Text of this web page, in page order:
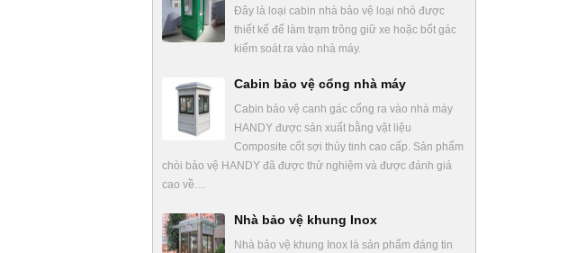
Đây là loại cabin nhà bảo vệ loại nhỏ được
thiết kế để làm trạm trông giữ xe hoặc bốt gác
kiểm soát ra vào nhà máy.
Cabin bảo vệ cổng nhà máy
Cabin bảo vệ canh gác cổng ra vào nhà máy
HANDY được sản xuất bằng vật liệu
Composite cốt sợi thủy tinh cao cấp. Sản phẩm
chòi bảo vệ HANDY đã được thử nghiệm và được đánh giá
cao về…
Nhà bảo vệ khung Inox
Nhà bảo vệ khung Inox là sản phẩm đáng tin